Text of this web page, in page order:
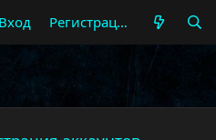
Вход Регистрация